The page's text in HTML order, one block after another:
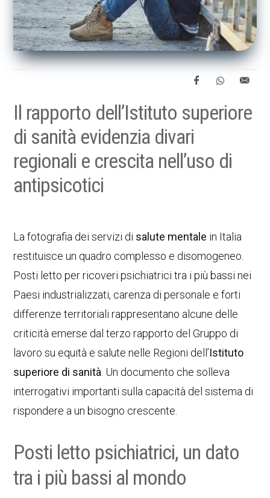
Il rapporto dell’Istituto superiore
di sanità evidenzia divari
regionali e crescita nell’uso di
antipsicotici
La fotografia dei servizi di salute mentale in Italia
restituisce un quadro complesso e disomogeneo.
Posti letto per ricoveri psichiatrici tra i più bassi nei
Paesi industrializzati, carenza di personale e forti
differenze territoriali rappresentano alcune delle
criticità emerse dal terzo rapporto del Gruppo di
lavoro su equità e salute nelle Regioni dell’Istituto
superiore di sanità . Un documento che solleva
interrogativi importanti sulla capacità del sistema di
rispondere a un bisogno crescente.
Posti letto psichiatrici, un dato
tra i più bassi al mondo